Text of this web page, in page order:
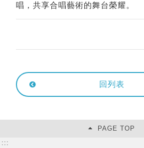
唱，共享合唱藝術的舞台榮耀。
回列表
PAGE TOP
:::